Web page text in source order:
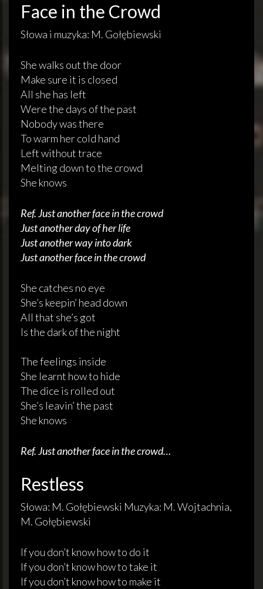
Face in the Crowd
Słowa i muzyka: M. Gołębiewski
She walks out the door
Make sure it is closed
All she has left
Were the days of the past
Nobody was there
To warm her cold hand
Left without trace
Melting down to the crowd
She knows
Ref. Just another face in the crowd
Just another day of her life
Just another way into dark
Just another face in the crowd
She catches no eye
She’s keepin’ head down
All that she’s got
Is the dark of the night
The feelings inside
She learnt how to hide
The dice is rolled out
She’s leavin’ the past
She knows
Ref. Just another face in the crowd…
Restless
Słowa: M. Gołębiewski Muzyka: M. Wojtachnia,
M. Gołębiewski
If you don’t know how to do it
If you don’t know how to take it
If you don’t know how to make it